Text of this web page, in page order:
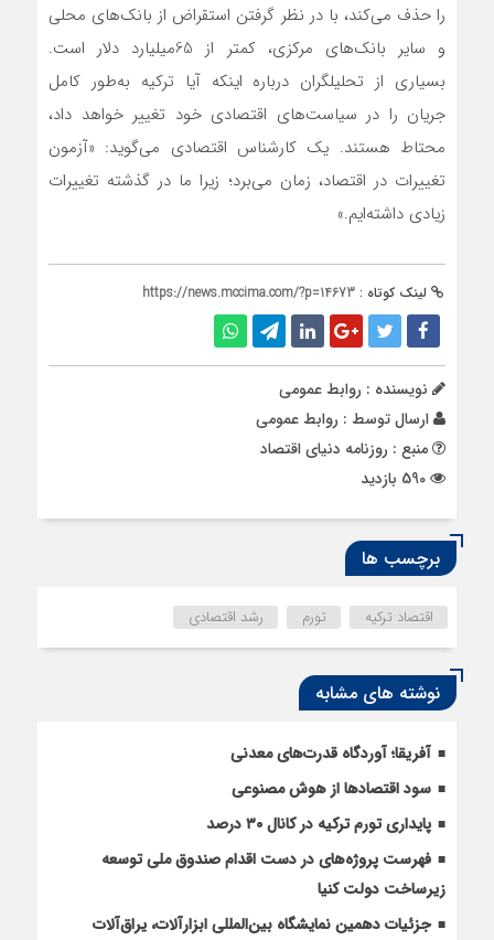
را حذف می‌کند، با در نظر گرفتن استقراض از بانک‌های محلی
و سایر بانک‌های مرکزی، کمتر از 65میلیارد دلار است.
بسیاری از تحلیلگران درباره اینکه آیا ترکیه به‌طور کامل
جریان را در سیاست‌های اقتصادی خود تغییر خواهد داد،
محتاط هستند. یک کارشناس اقتصادی می‌گوید: «آزمون
تغییرات در اقتصاد، زمان می‌برد؛ زیرا ما در گذشته تغییرات
زیادی داشته‌ایم.»
لینک کوتاه : https://news.mccima.com/?p=14673
نویسنده : روابط عمومی
ارسال توسط : روابط عمومی
منبع : روزنامه دنیای اقتصاد
برچسب ها
اقتصاد ترکیه تورم رشد اقتصادی
نوشته های مشابه
آفریقا؛ آوردگاه قدرت‌های معدنی
سود اقتصاد‌ها از هوش مصنوعی
پایداری تورم ترکیه در کانال ۳۰ درصد
فهرست پروژه‌های در دست اقدام صندوق ملی توسعه
زیرساخت دولت کنیا
جزئیات دهمین نمایشگاه بین‌المللی ابزارآلات، یراق‌آلات